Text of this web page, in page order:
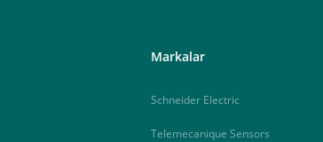
Markalar
Schneider Electric
Telemecanique Sensors